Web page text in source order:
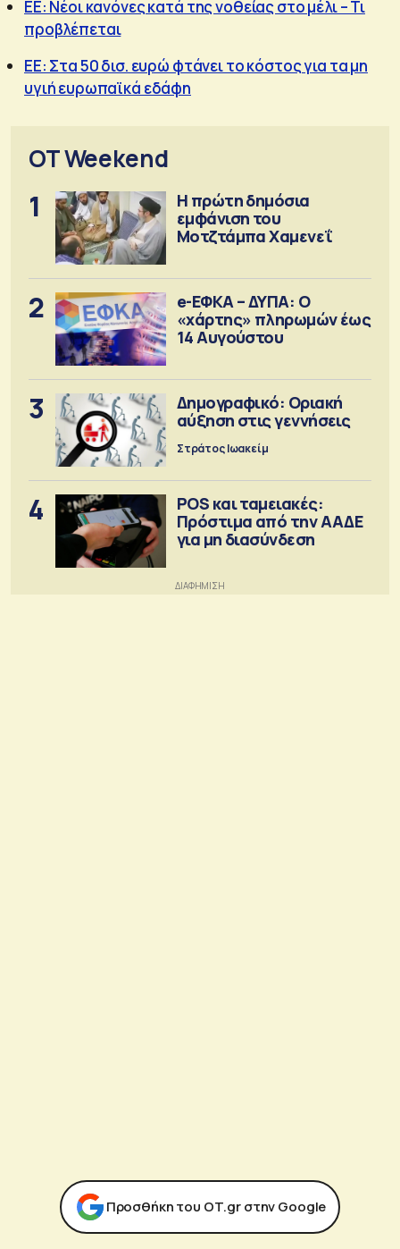
ΕΕ: Νέοι κανόνες κατά της νοθείας στο μέλι – Τι
προβλέπεται
ΕΕ: Στα 50 δισ. ευρώ φτάνει το κόστος για τα μη
υγιή ευρωπαϊκά εδάφη
OT Weekend
1
Η πρώτη δημόσια
εμφάνιση του
Μοτζτάμπα Χαμενεΐ
2
e-ΕΦΚΑ – ΔΥΠΑ: Ο
«χάρτης» πληρωμών έως
14 Αυγούστου
3
Δημογραφικό: Οριακή
αύξηση στις γεννήσεις
Στράτος Ιωακείμ
4
POS και ταμειακές:
Πρόστιμα από την ΑΑΔΕ
για μη διασύνδεση
Προσθήκη του ΟΤ.gr στην Google